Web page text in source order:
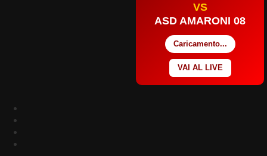
VS
ASD AMARONI 08
Caricamento...
VAI AL LIVE